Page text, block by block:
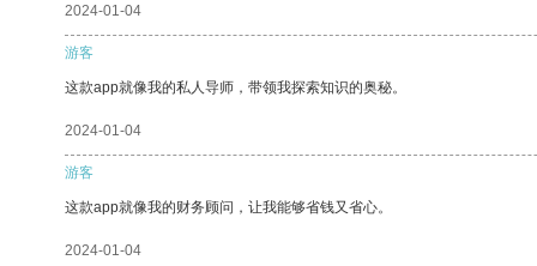
2024-01-04
游客
这款app就像我的私人导师，带领我探索知识的奥秘。
2024-01-04
游客
这款app就像我的财务顾问，让我能够省钱又省心。
2024-01-04